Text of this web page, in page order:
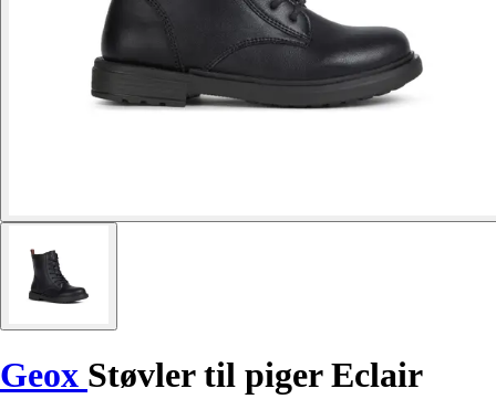
Geox Støvler til piger Eclair